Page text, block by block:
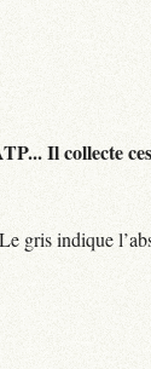
Il collecte ces
gris indique